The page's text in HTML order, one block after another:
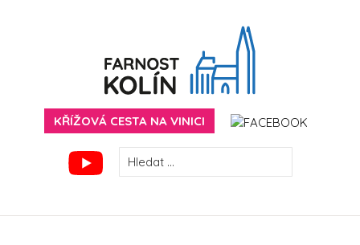
FARNOST KOLÍN
KŘÍŽOVÁ CESTA NA VINICI